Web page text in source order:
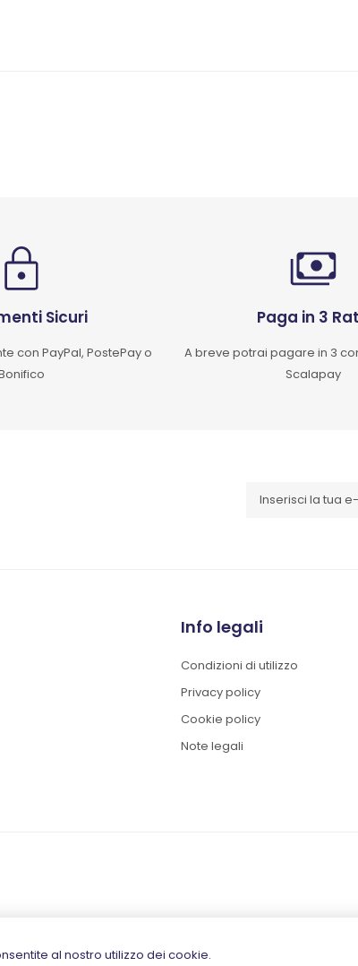
Sicuri
con PayPal, PostePay o
Paga in 3
A breve potrai pagare in 3
Scalapay
Info legali
Condizioni di utilizzo
Privacy policy
Cookie policy
Note legali
al nostro utilizzo dei cookie.